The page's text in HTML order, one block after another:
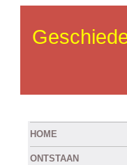
HOME
ONTSTAAN